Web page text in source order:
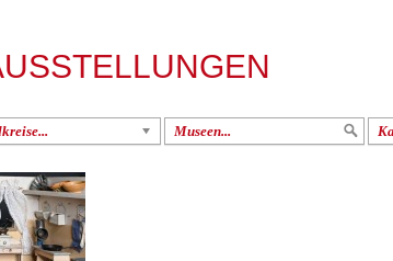
Museen...